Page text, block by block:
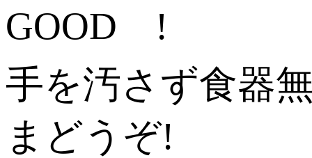
GOOD !
手を汚さず食器
まどうぞ!